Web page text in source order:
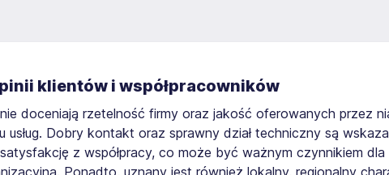
klientów i współpracowników
doceniają rzetelność firmy oraz jakość oferowanych przez
Dobry kontakt oraz sprawny dział techniczny są
z współpracy, co może być ważnym czynnikiem
Ponadto, uznany jest również lokalny, regionalny